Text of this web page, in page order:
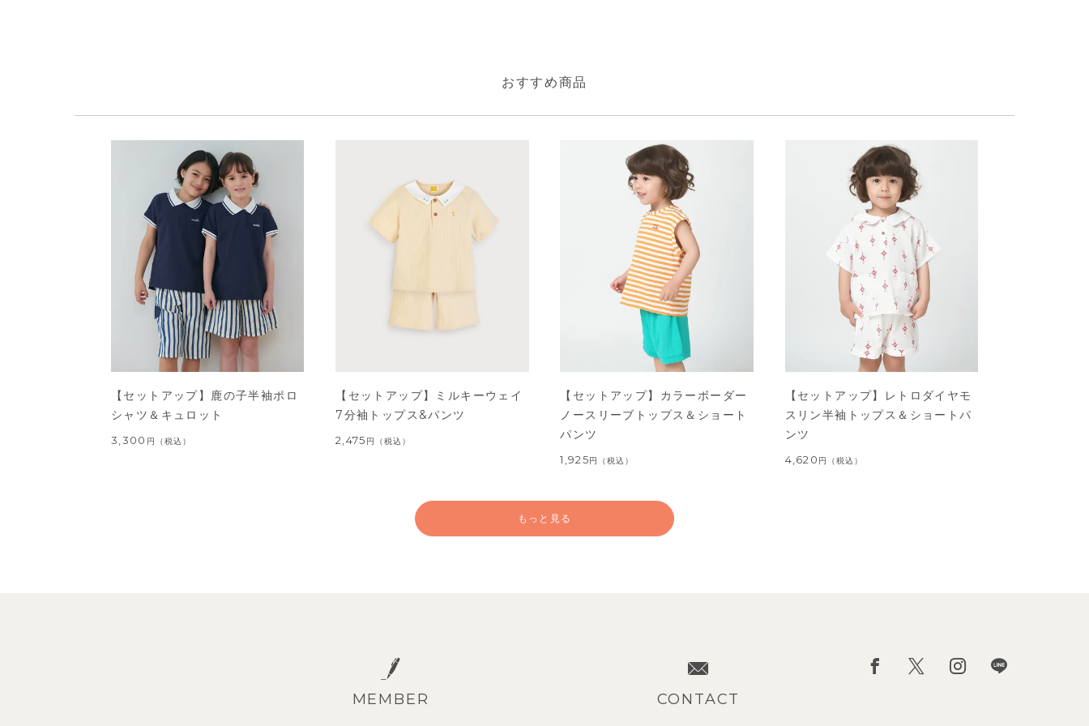
おすすめ商品
【セットアップ】鹿の子半袖ポロ
シャツ＆キュロット
3,300 円 （税込）
【セットアップ】ミルキーウェイ
7分袖トップス&パンツ
2,475 円 （税込）
【セットアップ】カラーボーダー
ノースリーブトップス＆ショート
パンツ
1,925円 （税込）
【セットアップ】レトロダイヤモ
スリン半袖トップス＆ショートパ
ンツ
4,620 円 （税込）
もっと見る
MEMBER CONTACT